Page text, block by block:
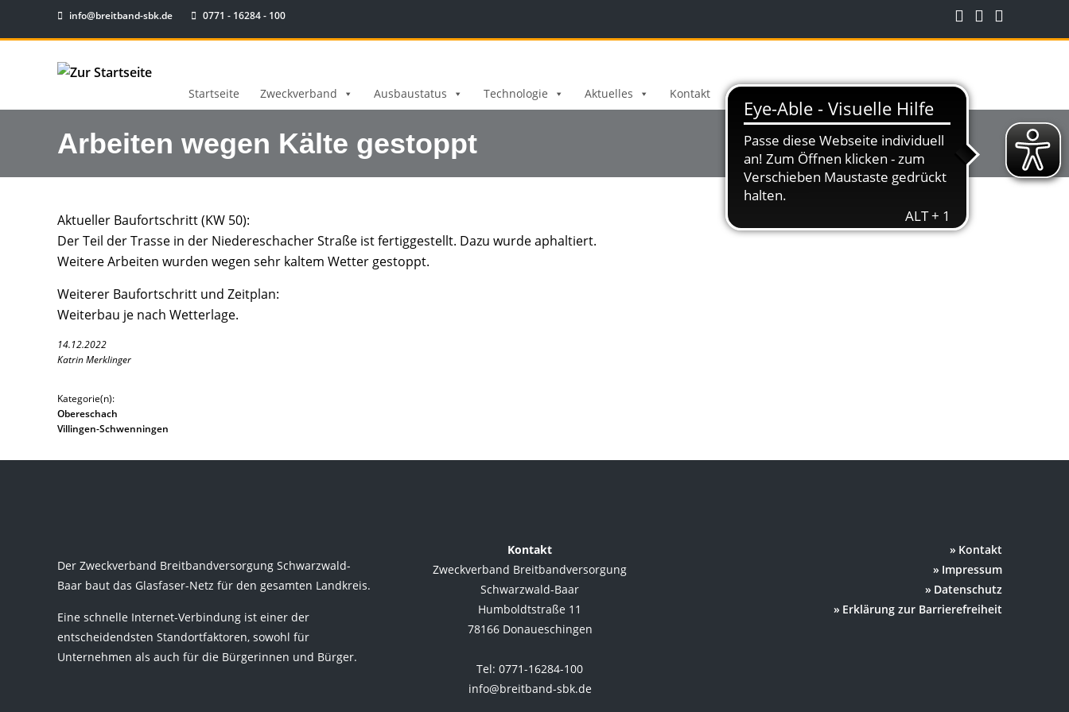
info@breitband-sbk.de 0771 - 16284 - 100
Startseite Zweckverband Ausbaustatus Technologie Aktuelles Kontakt
Arbeiten wegen Kälte gestoppt
Aktueller Baufortschritt (KW 50):
Der Teil der Trasse in der Niedereschacher Straße ist fertiggestellt. Dazu wurde aphaltiert.
Weitere Arbeiten wurden wegen sehr kaltem Wetter gestoppt.
Weiterer Baufortschritt und Zeitplan:
Weiterbau je nach Wetterlage.
14.12.2022
Katrin Merklinger
Kategorie(n):
Obereschach
Villingen-Schwenningen
Der Zweckverband Breitbandversorgung Schwarzwald-
Baar baut das Glasfaser-Netz für den gesamten Landkreis.
Eine schnelle Internet-Verbindung ist einer der
entscheidendsten Standortfaktoren, sowohl für
Unternehmen als auch für die Bürgerinnen und Bürger.
Kontakt
Zweckverband Breitbandversorgung
Schwarzwald-Baar
Humboldtstraße 11
78166 Donaueschingen
Tel: 0771-16284-100
info@breitband-sbk.de
Kontakt
Impressum
Datenschutz
Erklärung zur Barrierefreiheit